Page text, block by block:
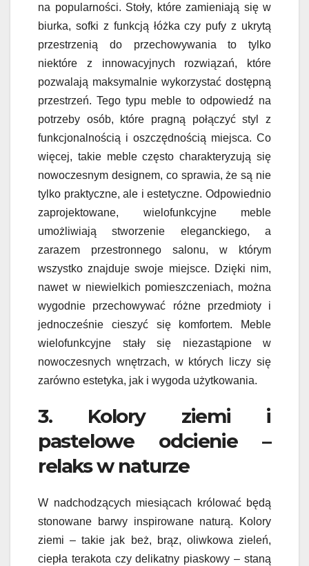
na popularności. Stoły, które zamieniają się w
biurka, sofki z funkcją łóżka czy pufy z ukrytą
przestrzenią do przechowywania to tylko
niektóre z innowacyjnych rozwiązań, które
pozwalają maksymalnie wykorzystać dostępną
przestrzeń. Tego typu meble to odpowiedź na
potrzeby osób, które pragną połączyć styl z
funkcjonalnością i oszczędnością miejsca. Co
więcej, takie meble często charakteryzują się
nowoczesnym designem, co sprawia, że są nie
tylko praktyczne, ale i estetyczne. Odpowiednio
zaprojektowane, wielofunkcyjne meble
umożliwiają stworzenie eleganckiego, a
zarazem przestronnego salonu, w którym
wszystko znajduje swoje miejsce. Dzięki nim,
nawet w niewielkich pomieszczeniach, można
wygodnie przechowywać różne przedmioty i
jednocześnie cieszyć się komfortem. Meble
wielofunkcyjne stały się niezastąpione w
nowoczesnych wnętrzach, w których liczy się
zarówno estetyka, jak i wygoda użytkowania.
3. Kolory ziemi i
pastelowe odcienie –
relaks w naturze
W nadchodzących miesiącach królować będą
stonowane barwy inspirowane naturą. Kolory
ziemi – takie jak beż, brąz, oliwkowa zieleń,
ciepła terakota czy delikatny piaskowy – staną